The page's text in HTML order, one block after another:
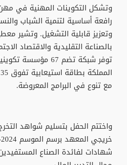
وتشكل التكوينات المهنية في مهن
رافعة أساسية لتنمية الشباب
وتعزيز قابلية التشغيل. وتشير
بالصناعة التقليدية والاقتصاد
مع تنوع في البرامج المعروضة.
واختتم الحفل بتسليم شواهد
شهادات لفائدة الصناع